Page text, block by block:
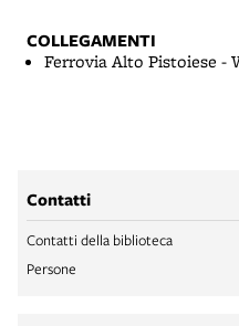
COLLEGAMENTI
Ferrovia Alto Pistoiese -
Contatti
Contatti della biblioteca
Persone